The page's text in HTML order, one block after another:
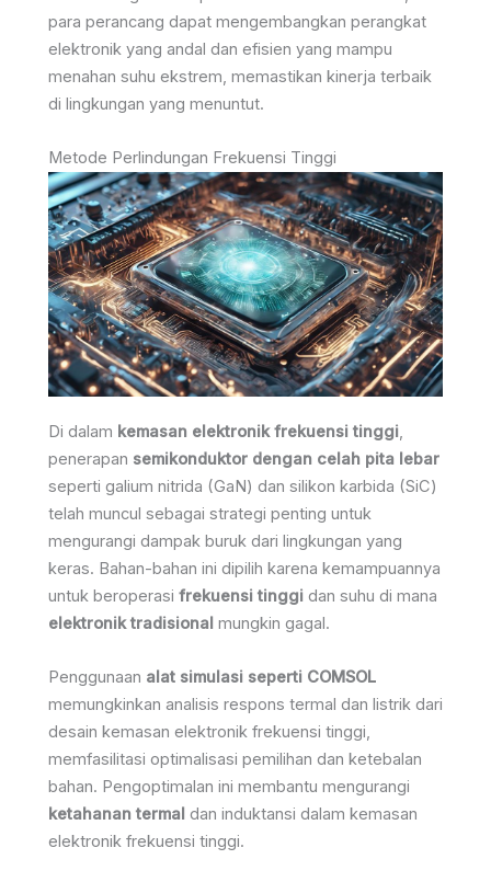
para perancang dapat mengembangkan perangkat
elektronik yang andal dan efisien yang mampu
menahan suhu ekstrem, memastikan kinerja terbaik
di lingkungan yang menuntut.
Metode Perlindungan Frekuensi Tinggi
Di dalam kemasan elektronik frekuensi tinggi,
penerapan semikonduktor dengan celah pita lebar
seperti galium nitrida (GaN) dan silikon karbida (SiC)
telah muncul sebagai strategi penting untuk
mengurangi dampak buruk dari lingkungan yang
keras. Bahan-bahan ini dipilih karena kemampuannya
untuk beroperasi frekuensi tinggi dan suhu di mana
elektronik tradisional mungkin gagal.
Penggunaan alat simulasi seperti COMSOL
memungkinkan analisis respons termal dan listrik dari
desain kemasan elektronik frekuensi tinggi,
memfasilitasi optimalisasi pemilihan dan ketebalan
bahan. Pengoptimalan ini membantu mengurangi
ketahanan termal dan induktansi dalam kemasan
elektronik frekuensi tinggi.